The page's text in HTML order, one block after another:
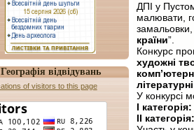
Географія відвідувань
ДПІ у
малювати,
замальовки,
країни”.
Конкурс
художні
У конкурсі
І
ІІ